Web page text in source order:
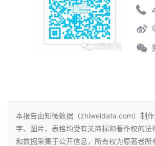
本报告由知微数据（zhiweidata.com）制
字、图片、表格均受有关商标和著作权的法
和数据采集于公开信息，所有权为原著者所